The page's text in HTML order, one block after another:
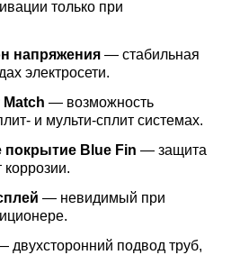
только при
напряжения — стабильная
электросети.
Match — возможность
и мульти‑сплит системах.
Blue Fin — защита
коррозии.
— невидимый при
двухсторонний подвод труб,